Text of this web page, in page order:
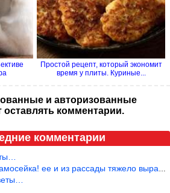
Простой рецепт, который экономит
время у плиты. Куриные...
и авторизованные
оставлять комментарии.
комментарии
ее и из рассады тяжело вырастить!